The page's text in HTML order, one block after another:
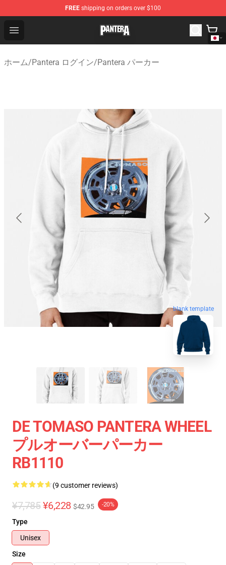
FREE shipping on orders over $100
Open menu
Pantera Store - Official Pantera Merchandise Shop
ホーム/Pantera ログイン/Pantera パーカー
blank template
DE TOMASO PANTERA WHEEL
プルオーバーパーカー
RB1110
(9 customer reviews)
¥7,785 ¥6,228 $42.95 -20%
Type
Unisex
Size